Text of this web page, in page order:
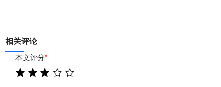
相关评论
本文评分*